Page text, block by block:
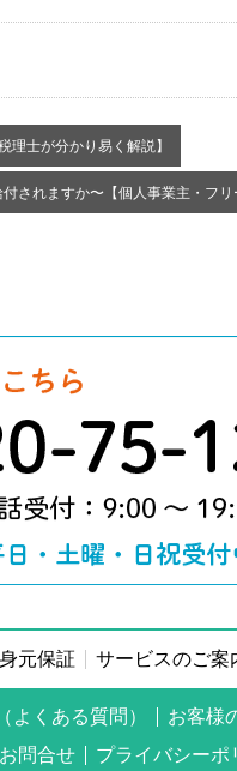
士が分かり易く解説】
されますか〜【個人事業主・フ
元保証 サービスのご案
よくある質問） お客様
お問合せ
プライバシーポ